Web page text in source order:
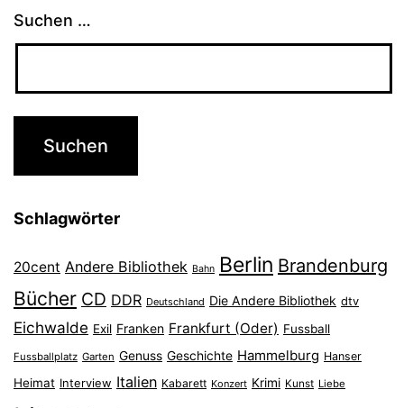
Suchen …
Schlagwörter
20cent Andere Bibliothek Bahn Berlin Brandenburg
Bücher CD DDR Deutschland Die Andere Bibliothek dtv
Eichwalde Exil Franken Frankfurt (Oder) Fussball
Fussballplatz Garten Genuss Geschichte Hammelburg Hanser
Heimat Interview Italien Kabarett Konzert Krimi Kunst Liebe